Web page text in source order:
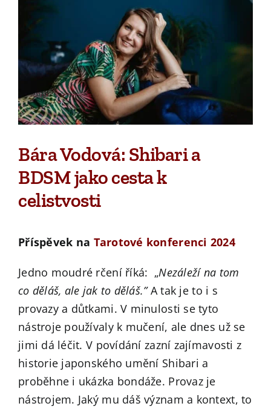
Image
Bára Vodová: Shibari a
BDSM jako cesta k
celistvosti
Příspěvek na Tarotové konferenci 2024
Jedno moudré rčení říká: „Nezáleží na tom
co děláš, ale jak to děláš.”A tak je to i s
provazy a důtkami. V minulosti se tyto
nástroje používaly k mučení, ale dnes už se
jimi dá léčit. V povídání zazní zajímavosti z
historie japonského umění Shibari a
proběhne i ukázka bondáže. Provaz je
nástrojem. Jaký mu dáš význam a kontext, to